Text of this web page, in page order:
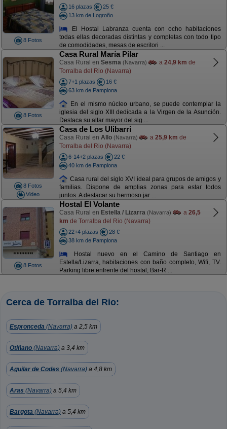
8 Fotos
16 plazas
25 €
13 km de Logroño
El Hostal Labranza cuenta con ocho habitaciones
todas ellas decoradas distintas y completas con todo tipo
de comodidades, mesas de escritori ...
8 Fotos
Casa Rural María Pilar
Casa Rural en Sesma (Navarra) a 24,9 km de
Torralba del Rio (Navarra)
7+1 plazas
16 €
63 km de Pamplona
En el mismo núcleo urbano, se puede contemplar la
iglesia del siglo XIII dedicada a la Virgen de la Asunción.
Destaca su altar mayor del sig ...
8 Fotos
Video
Casa de Los Ulibarri
Casa Rural en Allo (Navarra) a 25,9 km de
Torralba del Rio (Navarra)
6-14+2 plazas
22 €
40 km de Pamplona
Casa rural del siglo XVI ideal para grupos de amigos y
familias. Dispone de amplias zonas para estar todos
juntos. A destacar su hermoso jar ...
8 Fotos
Hostal El Volante
Casa Rural en Estella / Lizarra (Navarra) a 26,5
km de Torralba del Rio (Navarra)
22+4 plazas
28 €
38 km de Pamplona
Hostal nuevo en el Camino de Santiago en
Estella/Lizarra, habitaciones con baño completo, Wifi, TV.
Parking libre enfrente del hostal, Bar-R ...
Cerca de Torralba del Rio:
Espronceda (Navarra) a 2,5 km
Otiñano (Navarra) a 3,4 km
Aguilar de Codes (Navarra) a 4,8 km
Aras (Navarra) a 5,4 km
Bargota (Navarra) a 5,4 km